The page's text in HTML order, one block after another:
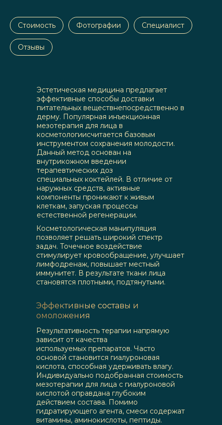
Стоимость Фотографии Специалист
Отзывы
Эстетическая медицина предлагает
эффективные способы доставки
питательных веществнепосредственно в
дерму. Популярная инъекционная
мезотерапия для лица в
косметологиисчитается базовым
инструментом сохранения молодости.
Данный метод основан на
внутрикожном введении
терапевтических доз
специальных коктейлей. В отличие от
наружных средств, активные
компоненты проникают к живым
клеткам, запуская процессы
естественной регенерации.
Косметологическая манипуляция
позволяет решать широкий спектр
задач. Точечное воздействие
стимулирует кровообращение, улучшает
лимфодренаж, повышает местный
иммунитет. В результате ткани лица
становятся плотными, подтянутыми.
Эффективные составы и
омоложения
Результативность терапии напрямую
зависит от качества
используемых препаратов. Часто
основой становится гиалуроновая
кислота, способная удерживать влагу.
Индивидуально подобранная стоимость
мезотерапии для лица с гиалуроновой
кислотой оправдана глубоким
действием состава. Помимо
гидратирующего агента, смеси содержат
витамины, аминокислоты, пептиды.